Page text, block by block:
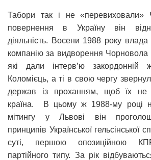
Табори так і не «перевиховали»
повернення в Україну він
діяльність. Восени 1988 року влада
компанію за видворення Чорновола
які дали інтерв’ю закордонній
Коломієць, а ті в свою чергу
держав із проханням, щоб їх не
країна. В цьому ж 1988-му році
мітингу у Львові він
принципів Української гельсінської
суті, першою опозиційною
партійного типу. За рік